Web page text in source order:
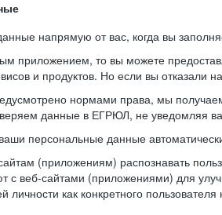
напрямую от вас, когда вы
приложением, то вы можете
и продуктов. Но если вы отказали
нормами права, мы
данные в ЕГРЮЛ, не уведомляя
персональные данные
(приложениям) распознавать
с веб-сайтами (приложениями) для
как конкретного